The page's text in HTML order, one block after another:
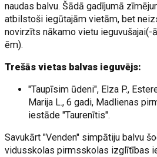
naudas balvu. Šādā gadījumā
atbilstoši iegūtajām vietām, bet
novirzīts nākamo vietu
ēm).
Trešās vietas balvas ieguvējs:
"Taupīsim ūdeni", Elza P.,
Marija L., 6 gadi, Madlienas
iestāde "Taurenītis".
Savukārt "Venden" simpātiju balvu
vidusskolas pirmsskolas izglītības